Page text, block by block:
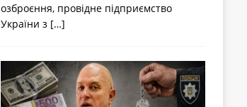
озброєння, провідне підприємство
України з […]